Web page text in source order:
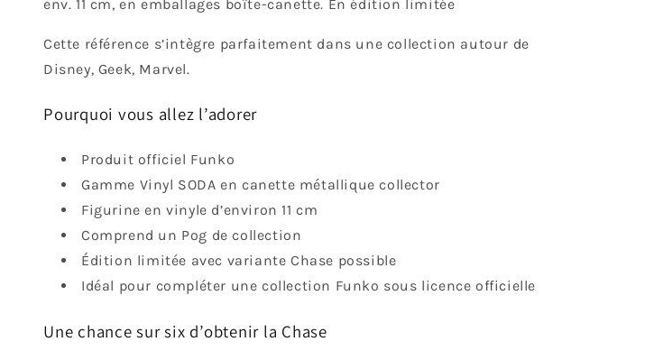
env. 11 cm, en emballages boîte-canette. En édition limitée
Cette référence s’intègre parfaitement dans une collection autour de
Disney, Geek, Marvel.
Pourquoi vous allez l’adorer
Produit officiel Funko
Gamme Vinyl SODA en canette métallique collector
Figurine en vinyle d’environ 11 cm
Comprend un Pog de collection
Édition limitée avec variante Chase possible
Idéal pour compléter une collection Funko sous licence officielle
Une chance sur six d’obtenir la Chase